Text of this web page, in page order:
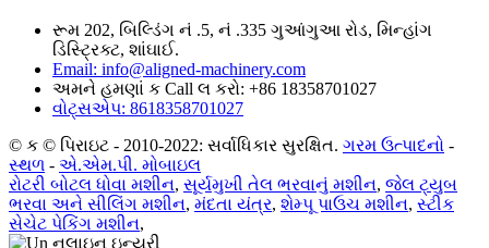
રૂમ 202, બિલ્ડિંગ નં .5, નં .335 ગુઆંગુઆ રોડ, મિન્હાંગ
ડિસ્ટ્રિક્ટ, શાંઘાઈ.
Email: info@aligned-machinery.com
અમને હમણાં ક Call લ કરો: +86 18358701027
વોટ્સએપ: 8618358701027
© ક © પિરાઇટ - 2010-2022: સર્વાધિકાર સુરક્ષિત. ગરમ ઉત્પાદનો -
સ્થળ - એ.એમ.પી. મોબાઇલ
રોટરી બોટલ ધોવા મશીન, સૂર્યમુખી તેલ ભરવાનું મશીન, જેલ ટ્યુબ
ભરવા અને સીલિંગ મશીન, મંદતા યંત્ર, શેમ્પૂ પાઉચ મશીન, સ્ટીક
સેચેટ પેકિંગ મશીન,